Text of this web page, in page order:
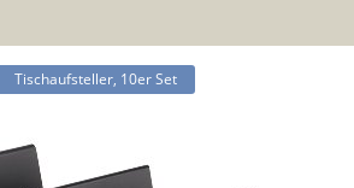
Tischaufsteller, 10er Set